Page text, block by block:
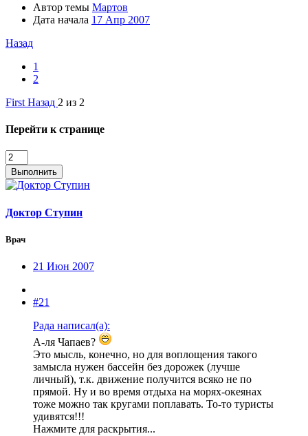
Автор темы Мартов
Дата начала 17 Апр 2007
Назад
1
2
First Назад 2 из 2
Перейти к странице
Выполнить
Доктор Ступин
Врач
21 Июн 2007
#21
Рада написал(а):
А-ля Чапаев?
Это мысль, конечно, но для воплощения такого
замысла нужен бассейн без дорожек (лучше
личный), т.к. движение получится всяко не по
прямой. Ну и во время отдыха на морях-океянах
тоже можно так кругами поплавать. То-то туристы
удивятся!!!
Нажмите для раскрытия...